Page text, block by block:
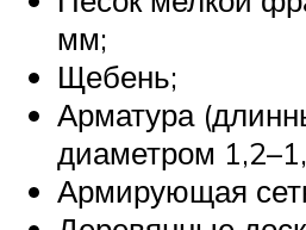
мм;
Щебень;
Арматура
диаметром
Армирующая